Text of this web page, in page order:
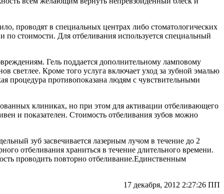
проводят в специальных центрах либо стоматологических
по стоимости. Для отбеливания используется специальный
Гель поддается дополнительному ламповому
светлее. Кроме того услуга включает уход за зубной эмалью
процедура противопоказана людям с чувствительными
клиниках, но при этом для активации отбеливающего
и показателен. Стоимость отбеливания зубов можно
зуб засвечивается лазерным лучом в течение до 2
отбеливания храниться в течение длительного времени.
проводить повторно отбеливание.Единственным
17 декабря, 2012 2:27:26 ПП